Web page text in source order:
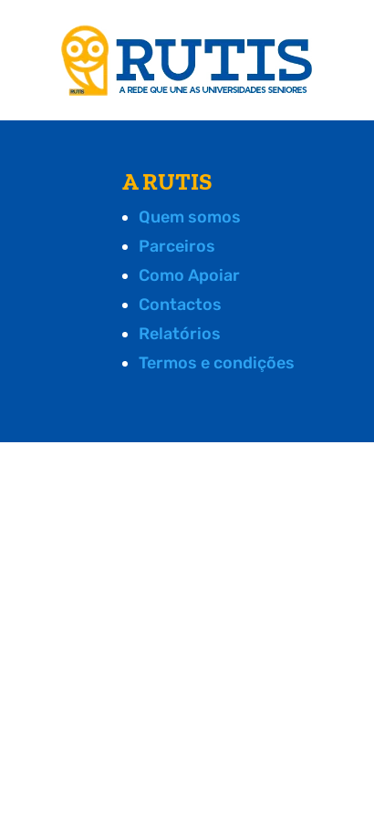
A RUTIS
Quem somos
Parceiros
Como Apoiar
Contactos
Relatórios
Termos e condições